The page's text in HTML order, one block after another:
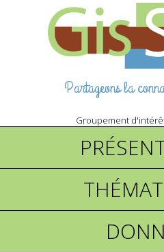
Partageons la
Groupement